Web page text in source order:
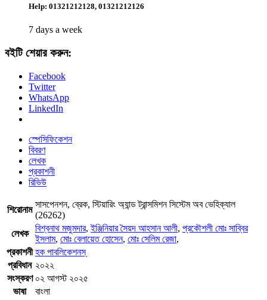
Help: 01321212128, 01321212126
7 days a week
বইটি শেয়ার করুন:
Facebook
Twitter
WhatsApp
LinkedIn
স্পেসিফিকেশন
বিবরণ
লেখক
প্রকাশনী
রিভিউ
শিরোনাম
সাসপেনশন, ব্রেক, স্টিয়ারিং অ্যান্ড ট্রান্সমিশন সিস্টেম অব ভেহিক্যাল
(26262)
লেখক
বিশ্বনাথ মজুমদার,ইঞ্জিনিয়ার সৈয়দ আহসান আলী, প্রকৌশলী মোঃ সাব্বির
ইসলাম, মোঃ বেলায়েত হোসেন, মোঃ সেলিম রেজা,
প্রকাশনী হক পাবলিকেশনস্
প্রবিধান ২০২২
সংস্করণ ০২ আগস্ট ২০২৫
ভাষা
বাংলা